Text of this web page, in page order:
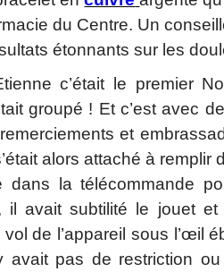
du Centre. Un
étonnants sur les
c’était le premier
groupé ! Et c’est avec
et
alors attaché à
dans la télécommande
il avait subtilité le jouet et
de l’appareil sous l’œil
avait pas de restriction